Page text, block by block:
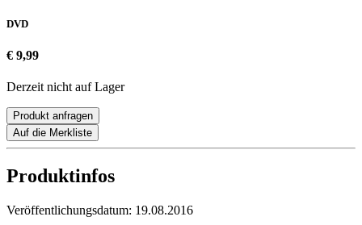
DVD
€ 9,99
Derzeit nicht auf Lager
Produkt anfragen
Auf die Merkliste
Produktinfos
Veröffentlichungsdatum: 19.08.2016